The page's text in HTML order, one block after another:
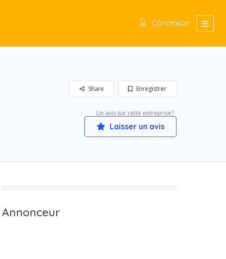
Connexion
Enregistrer
Share
Un avis sur cette entreprise?
Laisser un avis
Annonceur